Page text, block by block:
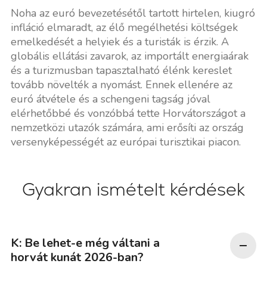
Noha az euró bevezetésétől tartott hirtelen, kiugró
infláció elmaradt, az élő megélhetési költségek
emelkedését a helyiek és a turisták is érzik. A
globális ellátási zavarok, az importált energiaárak
és a turizmusban tapasztalható élénk kereslet
tovább növelték a nyomást. Ennek ellenére az
euró átvétele és a schengeni tagság jóval
elérhetőbbé és vonzóbbá tette Horvátországot a
nemzetközi utazók számára, ami erősíti az ország
versenyképességét az európai turisztikai piacon.
Gyakran ismételt kérdések
K: Be lehet-e még váltani a
horvát kunát 2026-ban?